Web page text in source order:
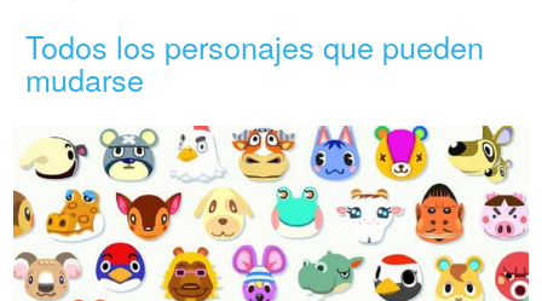
Todos los personajes que pueden
mudarse